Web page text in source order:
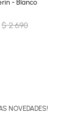
- Blanco
$ 2.690
NOVEDADES!